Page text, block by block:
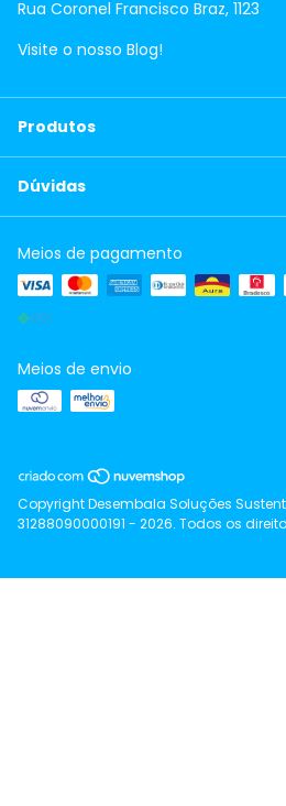
Rua Coronel Francisco Braz, 1123
Visite o nosso Blog!
Produtos
Dúvidas
Meios de pagamento
Meios de envio
Copyright Desembala Soluções
31288090000191 - 2026. Todos os